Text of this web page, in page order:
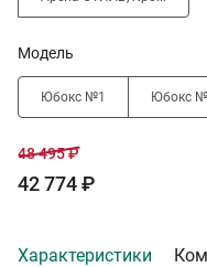
Модель
Юбокс №1 Юбокс
48 495 ₽
42 774 ₽
Характеристики